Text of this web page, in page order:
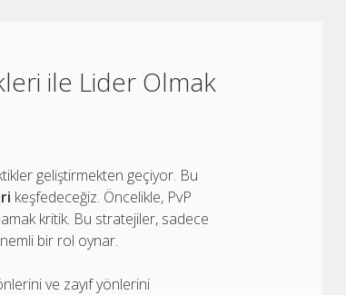
ile Lider Olmak
geliştirmekten geçiyor. Bu
keşfedeceğiz. Öncelikle, PvP
kritik. Bu stratejiler, sadece
bir rol oynar.
ve zayıf yönlerini